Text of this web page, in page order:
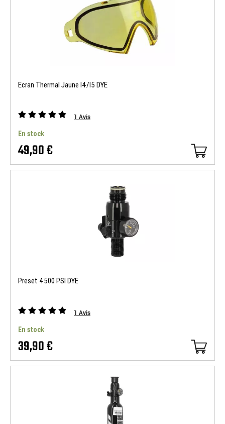
Ecran Thermal Jaune I4/I5 DYE
1 Avis
En stock
49,90 €
Preset 4500 PSI DYE
1 Avis
En stock
39,90 €